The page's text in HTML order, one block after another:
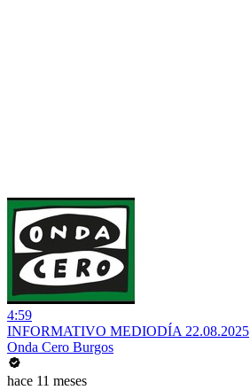
4:59
INFORMATIVO MEDIODÍA 22.08.2025
Onda Cero Burgos
hace 11 meses